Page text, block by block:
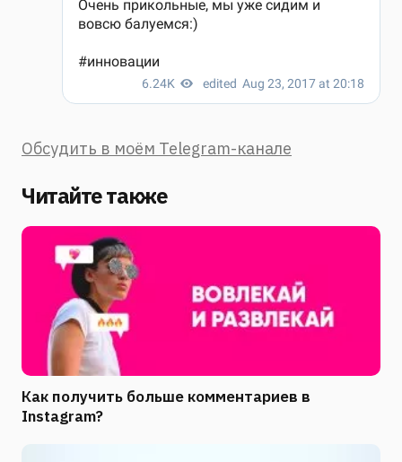
Обсудить в моём Telegram-канале
Читайте также
Как получить больше комментариев в
Instagram?